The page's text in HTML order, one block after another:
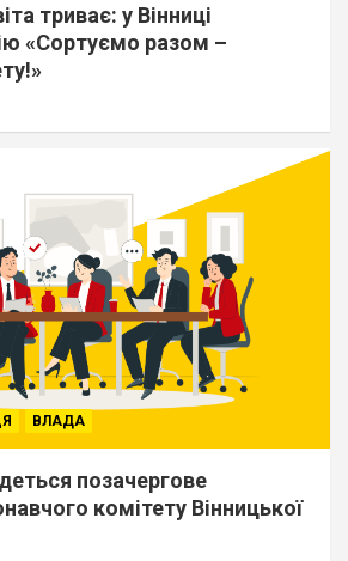
триває: у Вінниці
«Сортуємо разом –
ВЛАДА
позачергове
комітету Вінницької